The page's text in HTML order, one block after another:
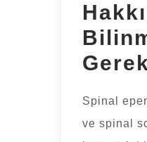
Spinal
ve spinal